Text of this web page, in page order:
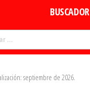
BUSCADOR
septiembre de 2026.